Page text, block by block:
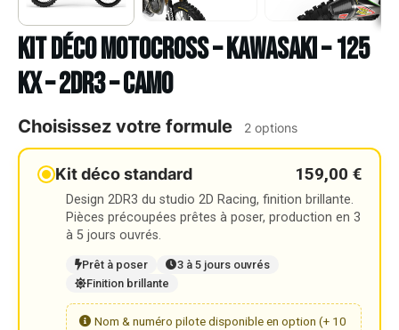
Kit déco Motocross – KAWASAKI – 125
KX – 2DR3 – CAMO
Choisissez votre formule 2 options
Kit déco standard 159,00 €
Design 2DR3 du studio 2D Racing, finition brillante.
Pièces précoupées prêtes à poser, production en 3
à 5 jours ouvrés.
Prêt à poser
3 à 5 jours ouvrés
Finition brillante
Nom & numéro pilote disponible en option (+ 10